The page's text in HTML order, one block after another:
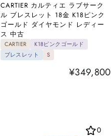
CARTIER カルティエ ラブサーク
ル ブレスレット 18金 K18ピンク
ゴールド ダイヤモンド レディー
ス 中古
CARTIER
K18ピンクゴールド
ブレスレット
S
¥349,800
0